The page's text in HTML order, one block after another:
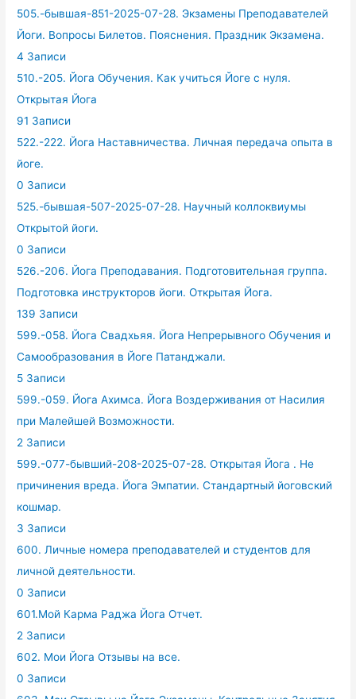
505.-бывшая-851-2025-07-28. Экзамены Преподавателей
Йоги. Вопросы Билетов. Пояснения. Праздник Экзамена.
4 Записи
510.-205. Йога Обучения. Как учиться Йоге с нуля.
Открытая Йога
91 Записи
522.-222. Йога Наставничества. Личная передача опыта в
йоге.
0 Записи
525.-бывшая-507-2025-07-28. Научный коллоквиумы
Открытой йоги.
0 Записи
526.-206. Йога Преподавания. Подготовительная группа.
Подготовка инструкторов йоги. Открытая Йога.
139 Записи
599.-058. Йога Свадхьяя. Йога Непрерывного Обучения и
Самообразования в Йоге Патанджали.
5 Записи
599.-059. Йога Ахимса. Йога Воздерживания от Насилия
при Малейшей Возможности.
2 Записи
599.-077-бывший-208-2025-07-28. Открытая Йога . Не
причинения вреда. Йога Эмпатии. Стандартный йоговский
кошмар.
3 Записи
600. Личные номера преподавателей и студентов для
личной деятельности.
0 Записи
601.Мой Карма Раджа Йога Отчет.
2 Записи
602. Мои Йога Отзывы на все.
0 Записи